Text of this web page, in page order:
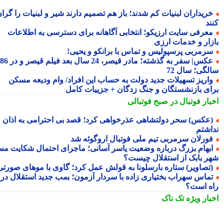
لبنیات کم شدند؛ باز هم تصمیم دارند شیر و لبنیات را گران
سایت ارزیکو؛ انتخابی آگاهانه برای دسترسی به اطلاعات
و خدمات ارزی
پرسپولیس و تماس با برانکو و یحیی!
عکس| سفر به گذشته؛ مادر قیصر، 24 سال بعد فیلم قیصر و در 86
سال 72
تسهیلات جدید دولت به حساب این افراد/ وام ودیعه مسکن
بازنشستگان و جنگ زدگان + جزییات کامل
فوتبال در صبح فوتبالی
سحر دولتشاهی عذرخواهی کرد؛ قصد بی احترامی به اذان
سرمربی تیم ملی فوتبال اروگوئه شد
بزرگ درباره وضعیت یاسر آسانی؛ ماجرای احتمال شکایت مس
بابک از استقلال چیست؟
ستاره بارسلونا به قولش عمل کرد؛ گاوی با موهای صورتی!
سهراب بختیاری زاده با سردار آزمون؛ بمب جدید استقلال در
است؟
ویژهتک ناک